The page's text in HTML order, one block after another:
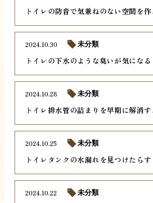
トイレの防音で気兼ねのない空間を作
トイレの下水のような臭いが気にな
2024.10.30 未分類
トイレ排水管の詰まりを早期に解消
2024.10.28 未分類
トイレタンクの水漏れを見つけたら
2024.10.25 未分類
2024.10.22 未分類